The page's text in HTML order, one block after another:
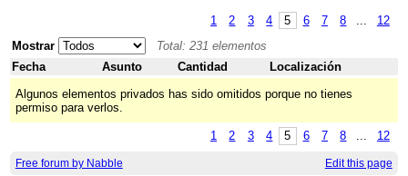
1 2 3 4 5 6 7 8
12
Mostrar
Total: 231 elementos
Fecha
Asunto Cantidad
Localización
Algunos elementos privados has sido omitidos porque no tienes
permiso para verlos.
1 2 3 4 5 6 7 8 ... 12
Free forum by Nabble Edit this page